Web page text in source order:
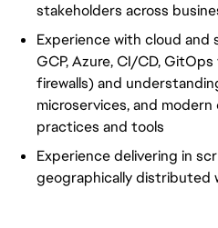
stakeholders across
Experience with cloud and
GCP, Azure, CI/CD, GitOps
firewalls) and
microservices, and
practices and tools
Experience delivering in
geographically distributed